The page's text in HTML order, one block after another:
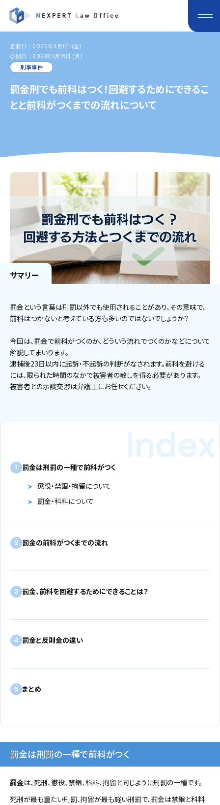
更新日：2022年4月1日 (金)
公開日：2021年1月18日 (月)
刑事事件
罰金刑でも前科はつく！回避するためにできるこ
とと前科がつくまでの流れについて
サマリー
罰金という言葉は刑罰以外でも使用されることがあり、その意味で、
前科はつかないと考えている方も多いのではないでしょうか？
今回は、罰金で前科がつくのか、どういう流れでつくのかなどについて
解説してまいります。
逮捕後23日以内に起訴・不起訴の判断がなされます。前科を避ける
には、限られた時間のなかで被害者の赦しを得る必要があります。
被害者との示談交渉は弁護士にお任せください。
1 罰金は刑罰の一種で前科がつく
懲役・禁錮・拘留について
罰金・科料について
2 罰金の前科がつくまでの流れ
3 罰金、前科を回避するためにできることは？
4 罰金と反則金の違い
5 まとめ
罰金は刑罰の一種で前科がつく
罰金は、死刑、懲役、禁錮、科料、拘留と同じように刑罰の一種です。
死刑が最も重たい刑罰、拘留が最も軽い刑罰で、罰金は禁錮と科料